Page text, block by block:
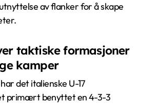
av flanker for å skape
taktiske formasjoner
kamper
det italienske U-17
primært benyttet en 4-3-3